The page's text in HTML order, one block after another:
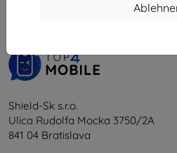
Shield-Sk s.r.o.
Ulica Rudolfa Mocka 3750/2A
841 04 Bratislava